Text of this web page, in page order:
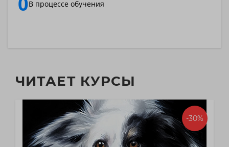
В процессе обучения
ЧИТАЕТ КУРСЫ
-30%